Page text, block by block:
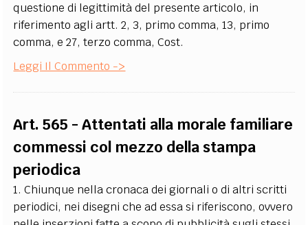
questione di legittimità del presente articolo, in
riferimento agli artt. 2, 3, primo comma, 13, primo
comma, e 27, terzo comma, Cost.
Leggi Il Commento ->
Art. 565 - Attentati alla morale familiare
commessi col mezzo della stampa
periodica
1. Chiunque nella cronaca dei giornali o di altri scritti
periodici, nei disegni che ad essa si riferiscono, ovvero